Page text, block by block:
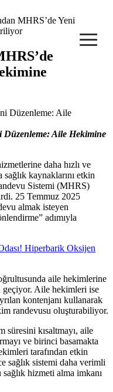
≡
MHRS’de Yeni
Düzenleme: Aile Hekimine
daha hızlı ve
kaynaklarını etkin
Sistemi (MHRS)
25 Temmuz 2025
almak isteyen
adımıyla
Hiperbarik Oksijen
aile hekimlerine
geçiyor. Aile hekimleri ise
kontenjanı kullanarak
randevusu oluşturabiliyor.
süresini kısaltmayı, aile
ve birinci basamakta
tarafından etkin
sağlık sistemi daha verimli
sağlık hizmeti alma imkanı